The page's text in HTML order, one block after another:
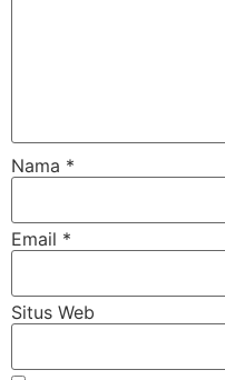
Nama *
Email *
Situs Web